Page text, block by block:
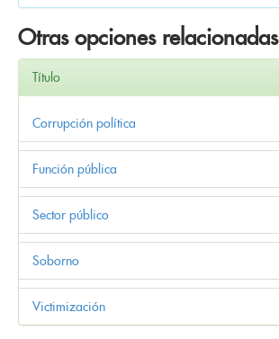
Otras opciones relacionadas
Título
Corrupción política
Función pública
Sector público
Soborno
Victimización